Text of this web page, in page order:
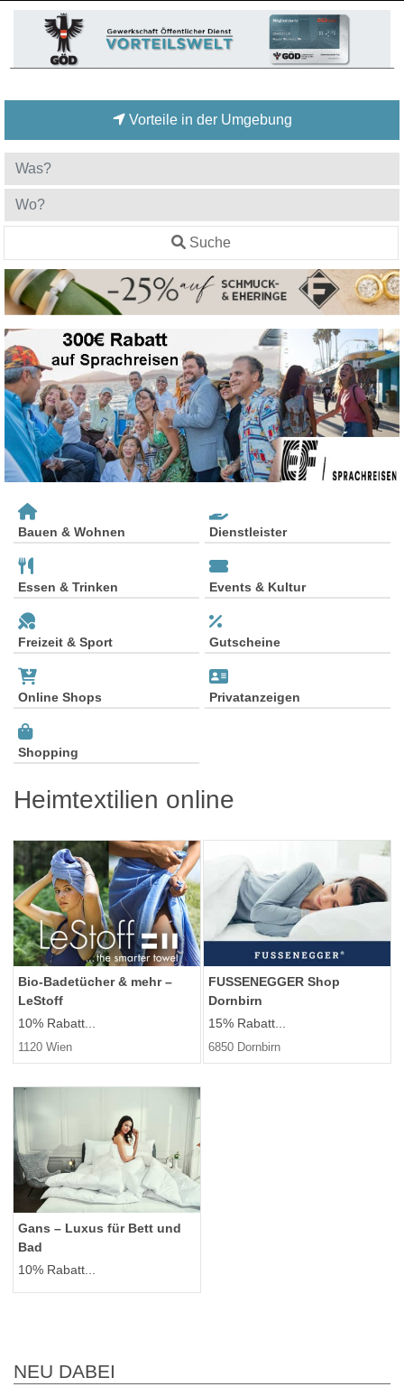
Vorteile in der Umgebung
Suche
Bauen & Wohnen Dienstleister
Essen & Trinken Events & Kultur
Freizeit & Sport Gutscheine
Online Shops Privatanzeigen
Shopping
Heimtextilien online
Bio-Badetücher & mehr –
LeStoff
10% Rabatt...
1120 Wien
FUSSENEGGER Shop
Dornbirn
15% Rabatt...
6850 Dornbirn
Gans – Luxus für Bett und
Bad
10% Rabatt...
NEU DABEI